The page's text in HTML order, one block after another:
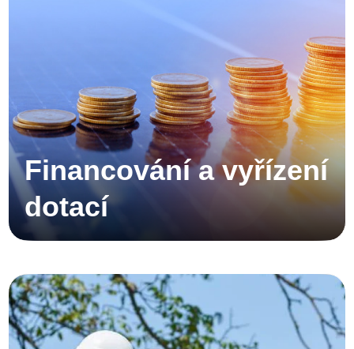
Financování a vyřízení
dotací